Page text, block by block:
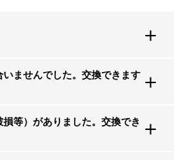
ませんでした。交換できます
等）がありました。交換でき